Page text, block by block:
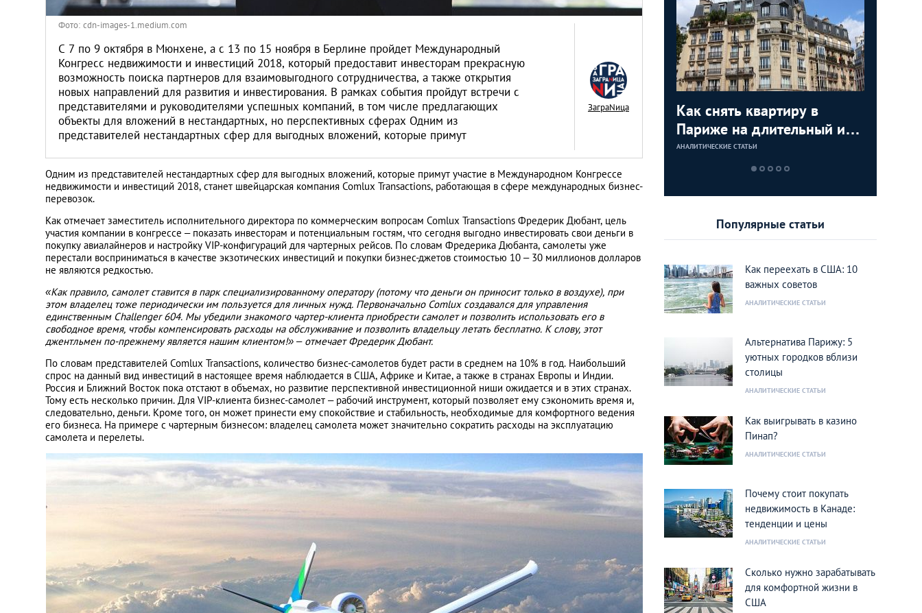
Санкт-Петербург
Фото: cdn-images-1.medium.com
С 7 по 9 октября в Мюнхене, а с 13 по 15 ноября в Берлине пройдет Международный
Конгресс недвижимости и инвестиций 2018, который предоставит инвесторам прекрасную
возможность поиска партнеров для взаимовыгодного сотрудничества, а также открытия
новых направлений для развития и инвестирования. В рамках события пройдут встречи с
представителями и руководителями успешных компаний, в том числе предлагающих
объекты для вложений в нестандартных, но перспективных сферах Одним из
представителей нестандартных сфер для выгодных вложений, которые примут
ЗаграNица
Одним из представителей нестандартных сфер для выгодных вложений, которые примут участие в Международном Конгрессе
недвижимости и инвестиций 2018, станет швейцарская компания Comlux Transactions, работающая в сфере международных бизнес-
перевозок.
Как отмечает заместитель исполнительного директора по коммерческим вопросам Comlux Transactions Фредерик Дюбант, цель
участия компании в конгрессе – показать инвесторам и потенциальным гостям, что сегодня выгодно инвестировать свои деньги в
покупку авиалайнеров и настройку VIP-конфигураций для чартерных рейсов. По словам Фредерика Дюбанта, самолеты уже
перестали восприниматься в качестве экзотических инвестиций и покупки бизнес-джетов стоимостью 10 – 30 миллионов долларов
не являются редкостью.
«Как правило, самолет ставится в парк специализированному оператору (потому что деньги он приносит только в воздухе), при
этом владелец тоже периодически им пользуется для личных нужд. Первоначально Comlux создавался для управления
единственным Challenger 604. Мы убедили знакомого чартер-клиента приобрести самолет и позволить использовать его в
свободное время, чтобы компенсировать расходы на обслуживание и позволить владельцу летать бесплатно. К слову, этот
джентльмен по-прежнему является нашим клиентом!» – отмечает Фредерик Дюбант.
По словам представителей Comlux Transactions, количество бизнес-самолетов будет расти в среднем на 10% в год. Наибольший
спрос на данный вид инвестиций в настоящее время наблюдается в США, Африке и Китае, а также в странах Европы и Индии.
Россия и Ближний Восток пока отстают в объемах, но развитие перспективной инвестиционной ниши ожидается и в этих странах.
Тому есть несколько причин. Для VIP-клиента бизнес-самолет – рабочий инструмент, который позволяет ему сэкономить время и,
следовательно, деньги. Кроме того, он может принести ему спокойствие и стабильность, необходимые для комфортного ведения
его бизнеса. На примере с чартерным бизнесом: владелец самолета может значительно сократить расходы на эксплуатацию
самолета и перелеты.
Как снять квартиру в
Париже на длительный или
короткий срок
АНАЛИТИЧЕСКИЕ СТАТЬИ
«Тихая гавань» для
интервью с директором по
зарубежной недвижимости
компании Knight Frank
Популярные статьи
Как переехать в США: 10
важных советов
АНАЛИТИЧЕСКИЕ СТАТЬИ
Альтернатива Парижу: 5
уютных городков вблизи
столицы
АНАЛИТИЧЕСКИЕ СТАТЬИ
Как выигрывать в казино
Пинап?
АНАЛИТИЧЕСКИЕ СТАТЬИ
Почему стоит покупать
недвижимость в Канаде:
тенденции и цены
АНАЛИТИЧЕСКИЕ СТАТЬИ
Сколько нужно зарабатывать
для комфортной жизни в
США